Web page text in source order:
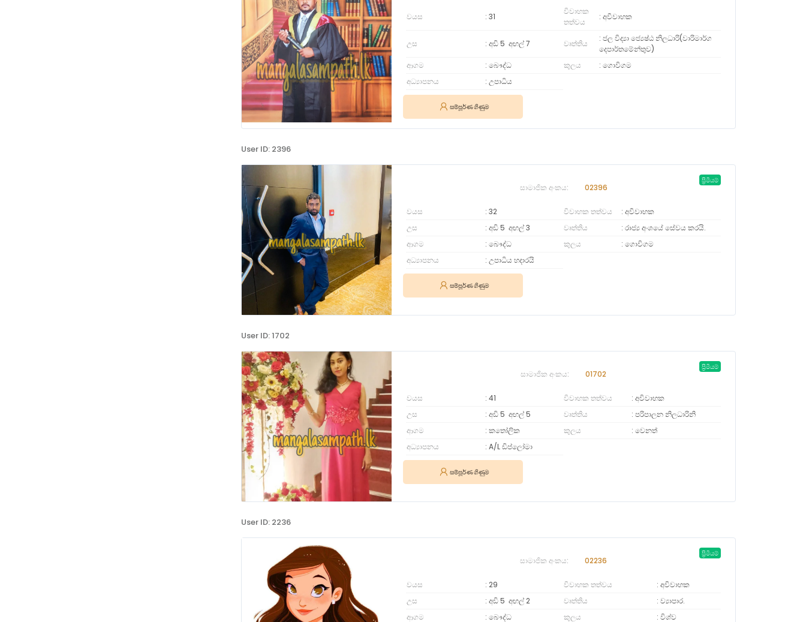
වයස 31
විවාහක
තත්වය
අවිවාහක
උස අඩි 5 අඟල්7 වෘත්තිය
ජල විද්‍යා ජ්‍යෙෂ්ඨ නිලධාරි(වාරිමාර්ග
දෙපාර්තමේන්තුව)
ආගම
බෞද්ධ කුලය
ගොවිගම
අධ්‍යාපනය
උපාධිය
සම්පූර්ණ ගිණුම
User ID: 2396
ප්‍රිමියම්
සාමාජික අංකය: 02396
වයස 32 විවාහක තත්වය
අවිවාහක
උස
අඩි 5 අඟල්3 වෘත්තිය
රාජ්‍ය අංශයේ සේවය කරයි.
ආගම
බෞද්ධ කුලය
ගොවිගම
අධ්‍යාපනය
උපාධිය හදාරයි
සම්පූර්ණ ගිණුම
User ID: 1702
ප්‍රිමියම්
සාමාජික අංකය: 01702
වයස 41 විවාහක තත්වය
අවිවාහක
උස
අඩි 5 අඟල්5 වෘත්තිය
පරිපාලන නිලධාරිනි
ආගම
කතෝලික කුලය
වෙනත්
අධ්‍යාපනය
A/L ඩිප්ලෝමා
සම්පූර්ණ ගිණුම
User ID: 2236
ප්‍රිමියම්
සාමාජික අංකය: 02236
වයස 29 විවාහක තත්වය
අවිවාහක
උස
අඩි 5 අඟල් 2 වෘත්තිය
ව්‍යාපාර.
ආගම
බෞද්ධ කුලය විශ්ව